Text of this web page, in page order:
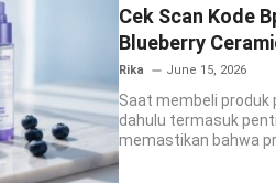
Cek Scan Kode
Blueberry
GLAD2GLOW
Rika June 15, 2026
Saat membeli produk
dahulu termasuk
memastikan bahwa